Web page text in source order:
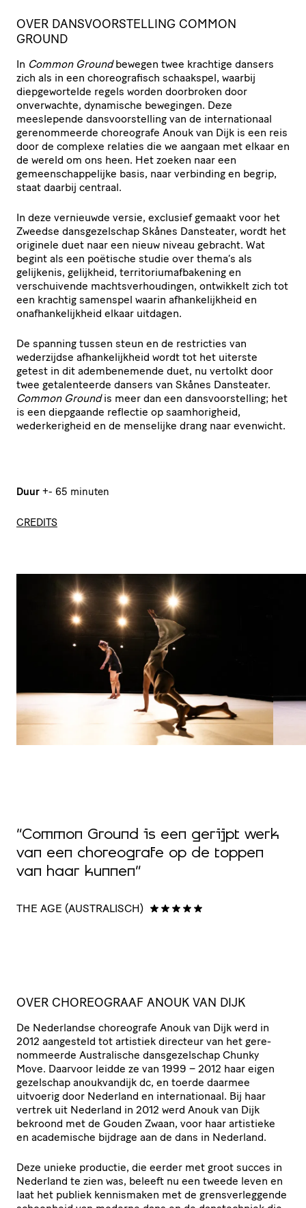
OVER DANSVOORSTELLING COMMON
GROUND
In Common Groundbewegen twee krachtige dansers
zich als in een choreografisch schaakspel, waarbij
diepgewortelde regels worden doorbroken door
onverwachte, dynamische bewegingen. Deze
meeslepende dansvoorstelling van de internationaal
gerenommeerde choreografe Anouk van Dijk is een reis
door de complexe relaties die we aangaan met elkaar en
de wereld om ons heen. Het zoeken naar een
gemeenschappelijke basis, naar verbinding en begrip,
staat daarbij centraal.
In deze vernieuwde versie, exclusief gemaakt voor het
Zweedse dansgezelschap Skånes Dansteater, wordt het
originele duet naar een nieuw niveau gebracht. Wat
begint als een poëtische studie over thema’s als
gelijkenis, gelijkheid, territoriumafbakening en
verschuivende machtsverhoudingen, ontwikkelt zich tot
een krachtig samenspel waarin afhankelijkheid en
onafhankelijkheid elkaar uitdagen.
De spanning tussen steun en de restricties van
wederzijdse afhankelijkheid wordt tot het uiterste
getest in dit adembenemende duet, nu vertolkt door
twee getalenteerde dansers van Skånes Dansteater.
Common Groundis meer dan een dansvoorstelling; het
is een diepgaande reflectie op saamhorigheid,
wederkerigheid en de menselijke drang naar evenwicht.
Duur +- 65 minuten
CREDITS
“Common Ground is een gerijpt werk
van een choreografe op de toppen
van haar kunnen”
THE AGE (AUSTRALISCH)
OVER CHOREOGRAAF ANOUK VAN DIJK
De Nederlandse choreografe Anouk van Dijk werd in
2012 aangesteld tot artistiek directeur van het gere­
nom­meerde Austra­li­sche dans­ge­zel­schap Chunky
Move. Daarvoor leidde ze van 1999 – 2012 haar eigen
gezelschap anou­kvan­dijk dc, en toerde daarmee
uitvoerig door Nederland en inter­na­ti­o­naal. Bij haar
vertrek uit Nederland in 2012 werd Anouk van Dijk
bekroond met de Gouden Zwaan, voor haar artistieke
en academische bijdrage aan de dans in Nederland.
Deze unieke productie, die eerder met groot succes in
Nederland te zien was, beleeft nu een tweede leven en
laat het publiek kennismaken met de grens­ver­leg­gende